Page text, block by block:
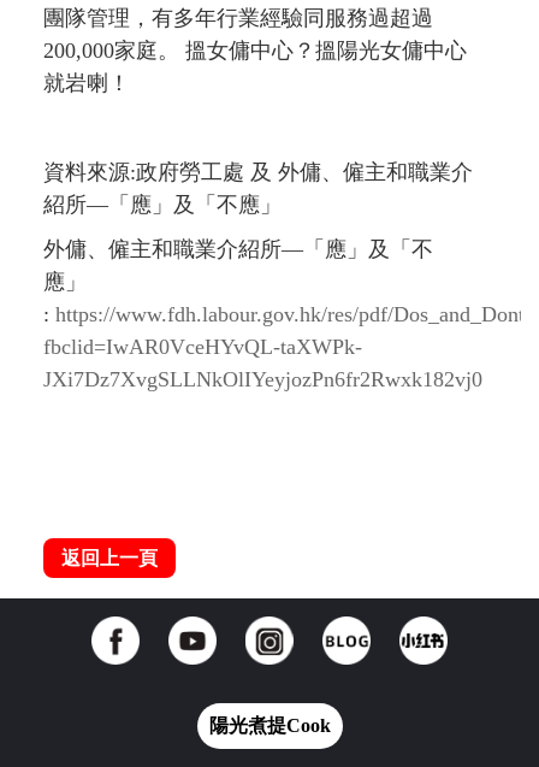
團隊管理，有多年行業經驗同服務過超過
200,000家庭。 搵女傭中心？搵陽光女傭中心
就岩喇！
資料來源:政府勞工處 及 外傭、僱主和職業介
紹所—「應」及「不應」
外傭、僱主和職業介紹所—「應」及「不
應」
: https://www.fdh.labour.gov.hk/res/pdf/
fbclid=IwAR0VceHYvQL-taXWPk-
JXi7Dz7XvgSLLNkOlIYeyjozPn6fr2Rwxk182vj0
返回上一頁
陽光煮提Cook